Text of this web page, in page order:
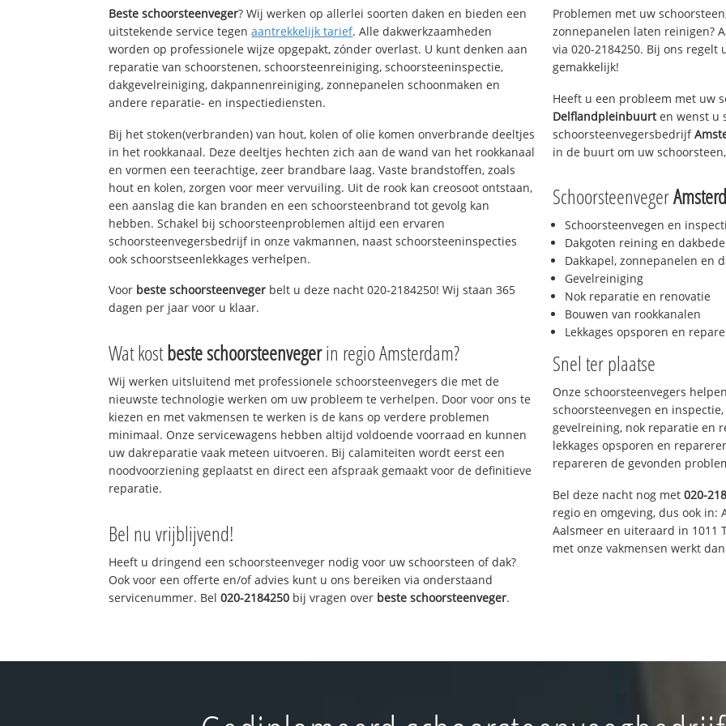
Beste schoorsteenveger? Wij werken op allerlei soorten daken en bieden een
uitstekende service tegenaantrekkelijk tarief. Alle dakwerkzaamheden
worden op professionele wijze opgepakt, zónder overlast. U kunt denken aan
reparatie van schoorstenen, schoorsteenreiniging, schoorsteeninspectie,
dakgevelreiniging, dakpannenreiniging, zonnepanelen schoonmaken en
andere reparatie- en inspectiediensten.
Bij het stoken(verbranden) van hout, kolen of olie komen onverbrande deeltjes
in het rookkanaal. Deze deeltjes hechten zich aan de wand van het rookkanaal
en vormen een teerachtige, zeer brandbare laag. Vaste brandstoffen, zoals
hout en kolen, zorgen voor meer vervuiling. Uit de rook kan creosoot ontstaan,
een aanslag die kan branden en een schoorsteenbrand tot gevolg kan
hebben. Schakel bij schoorsteenproblemen altijd een ervaren
schoorsteenvegersbedrijf in onze vakmannen, naast schoorsteeninspecties
ook schoorstseenlekkages verhelpen.
Voor beste schoorsteenveger belt u deze nacht 020-2184250! Wij staan 365
dagen per jaar voor u klaar.
Wat kostbeste schoorsteenvegerin regio Amsterdam?
Wij werken uitsluitend met professionele schoorsteenvegers die met de
nieuwste technologie werken om uw probleem te verhelpen. Door voor ons te
kiezen en met vakmensen te werken is de kans op verdere problemen
minimaal. Onze servicewagens hebben altijd voldoende voorraad en kunnen
uw dakreparatie vaak meteen uitvoeren. Bij calamiteiten wordt eerst een
noodvoorziening geplaatst en direct een afspraak gemaakt voor de definitieve
reparatie.
Bel nu vrijblijvend!
Heeft u dringend een schoorsteenveger nodig voor uw schoorsteen of dak?
Ook voor een offerte en/of advies kunt u ons bereiken via onderstaand
servicenummer. Bel020-2184250 bij vragen over beste schoorsteenveger.
Problemen met uw
zonnepanelen laten reinigen?
via 020-2184250. Bij ons
gemakkelijk!
Heeft u een probleem met uw
Delflandpleinbuurten wenst u
schoorsteenvegersbedrijf
in de buurt om uw
Schoorsteenveger
Schoorsteenvegen en
Dakgoten reining en
Dakkapel, zonnepanelen en
Gevelreiniging
Nok reparatie en renovatie
Bouwen van rookkanalen
Lekkages opsporen en
Snel ter plaatse
Onze schoorsteenvegers
schoorsteenvegen en
gevelreining, nok reparatie en
lekkages opsporen en
repareren de gevonden
Bel deze nacht nog met 020-
regio en omgeving, dus ook in:
Aalsmeer en uiteraard in 1011
met onze vakmensen werkt